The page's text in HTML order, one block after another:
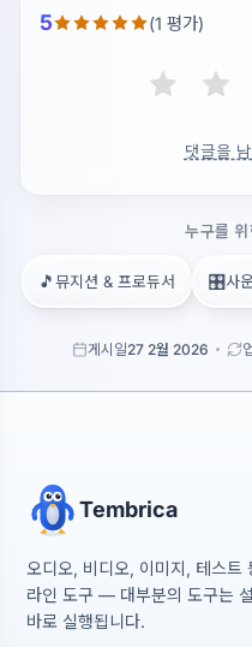
5 (1 평가)
댓글을
누구를
🎵뮤지션 & 프로듀서 🎛️사
게시일27 2월 2026
Tembrica
오디오, 비디오, 이미지, 테스트
라인 도구 — 대부분의 도구는
바로 실행됩니다.